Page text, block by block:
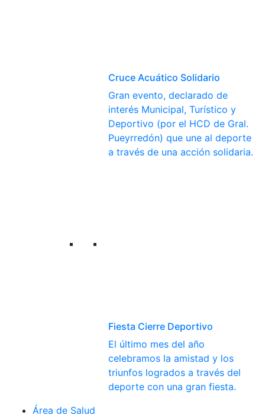
Cruce Acuático Solidario
Gran evento, declarado de
interés Municipal, Turístico y
Deportivo (por el HCD de Gral.
Pueyrredón) que une al deporte
a través de una acción solidaria.
Fiesta Cierre Deportivo
El último mes del año
celebramos la amistad y los
triunfos logrados a través del
deporte con una gran fiesta.
Área de Salud